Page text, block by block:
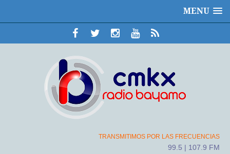
MENU
TRANSMITIMOS POR LAS FRECUENCIAS
99.5 | 107.9 FM